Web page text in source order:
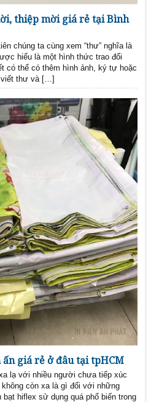
thiệp mời giá rẻ tại Bình
chúng ta cùng xem “thư” nghĩa là
hiểu là một hình thức trao đổi
có thể có thêm hình ảnh, ký tự hoặc
viết thư và […]
giá rẻ ở đâu tại tpHCM
lạ với nhiều người chưa tiếp xúc
còn xa là gì đối với những
hiflex sử dụng quá phổ biến trong